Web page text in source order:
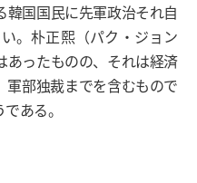
国国民に先軍政治それ自
。朴正熙（パク・ジョン
あったものの、それは経済
軍部独裁までを含むもので
ある。